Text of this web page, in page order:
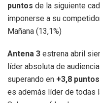
puntos de la siguiente
imponerse a su
Mañana (13,1%)
Antena 3 estrena abril
líder absoluta de
superando en +3,8 puntos
es además líder de todas